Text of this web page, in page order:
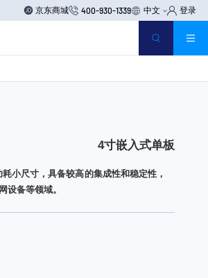
京东商城 400-930-1339 中文 登录
4寸嵌入式单板
小尺寸，具备较高的集成性和稳定性，
设备等领域。